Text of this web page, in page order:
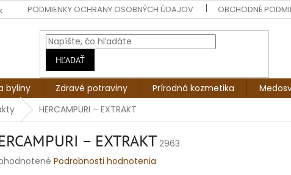
PODMIENKY OCHRANY OSOBNÝCH ÚDAJOV OBCHODNÉ
HĽADAŤ
byliny Zdravé potraviny Prírodná kozmetika
HERCAMPURI – EXTRAKT
– EXTRAKT 2963
Podrobnosti hodnotenia